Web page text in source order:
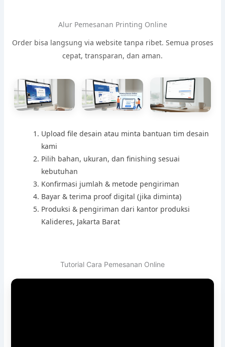
Alur Pemesanan Printing Online
Order bisa langsung via website tanpa ribet. Semua proses
cepat, transparan, dan aman.
Upload file desain atau minta bantuan tim desain
kami
Pilih bahan, ukuran, dan finishing sesuai
kebutuhan
Konfirmasi jumlah & metode pengiriman
Bayar & terima proof digital (jika diminta)
Produksi & pengiriman dari kantor produksi
Kalideres, Jakarta Barat
Tutorial Cara Pemesanan Online